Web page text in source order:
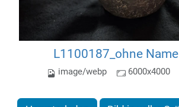
L1100187_ohne
image/webp 6000x4000